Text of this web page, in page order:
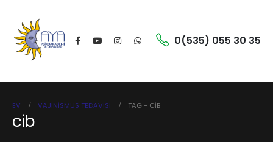
0(535) 055 30 35
EV VAJINISMUS TEDAVISI TAG - CIB
cib